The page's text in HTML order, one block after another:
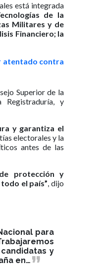
está integrada
de la
Militares y de
Financiero; la
atentado contra
Superior de la
Registraduría, y
y garantiza el
electorales y la
antes de las
protección y
el país”, dijo
para
y
en…